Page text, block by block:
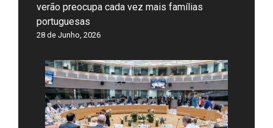
verão preocupa cada vez mais famílias
portuguesas
28 de Junho, 2026